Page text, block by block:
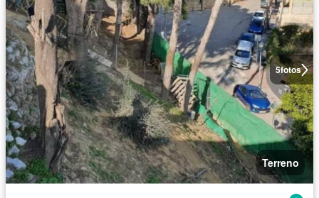
5fotos
Terreno